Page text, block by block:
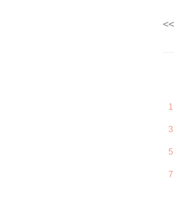
1
3
5
7